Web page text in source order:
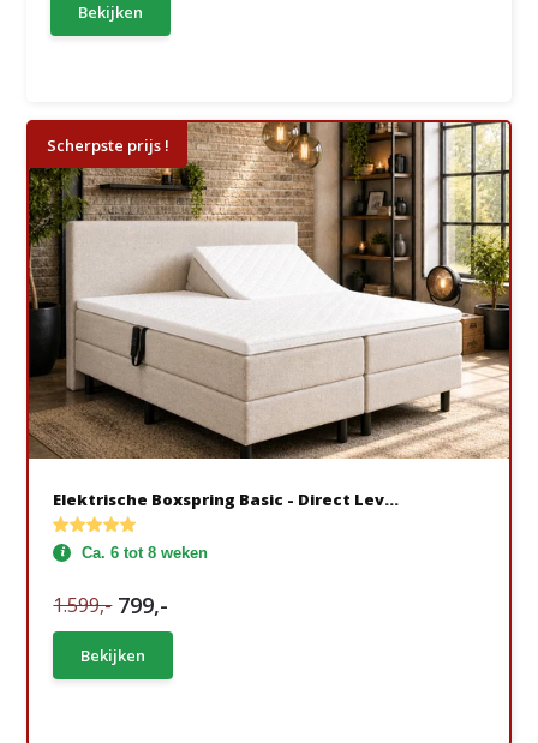
Bekijken
Scherpste prijs !
Elektrische Boxspring Basic - Direct Lev...
Ca. 6 tot 8 weken
1.599,- 799,-
Bekijken